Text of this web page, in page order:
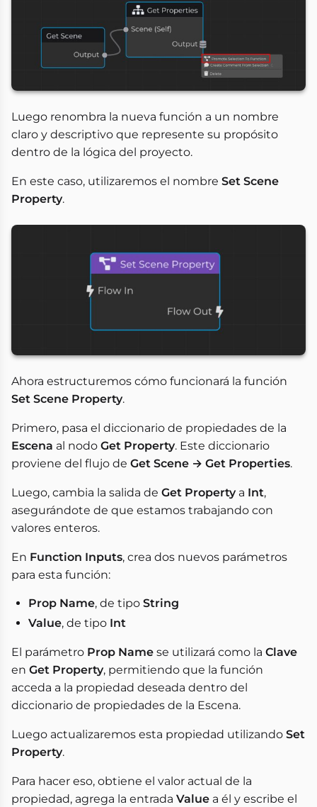
Luego renombra la nueva función a un nombre
claro y descriptivo que represente su propósito
dentro de la lógica del proyecto.
En este caso, utilizaremos el nombre Set Scene
Property.
Ahora estructuremos cómo funcionará la función
Set Scene Property.
Primero, pasa el diccionario de propiedades de la
Escena al nodo Get Property. Este diccionario
proviene del flujo de Get Scene → Get Properties.
Luego, cambia la salida de Get Propertya Int,
asegurándote de que estamos trabajando con
valores enteros.
En Function Inputs, crea dos nuevos parámetros
para esta función:
Prop Name, de tipo String
Value, de tipo Int
El parámetro Prop Name se utilizará como la Clave
en Get Property, permitiendo que la función
acceda a la propiedad deseada dentro del
diccionario de propiedades de la Escena.
Luego actualizaremos esta propiedad utilizando Set
Property.
Para hacer eso, obtiene el valor actual de la
propiedad, agrega la entrada Value a él y escribe el